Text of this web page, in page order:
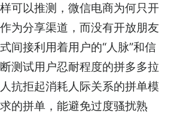
可以推测，微信电商为何只开
为分享渠道，而没有开放朋友
间接利用着用户的“人脉”和信
测试用户忍耐程度的拼多多拉
抗拒起消耗人际关系的拼单模
的拼单，能避免过度骚扰熟